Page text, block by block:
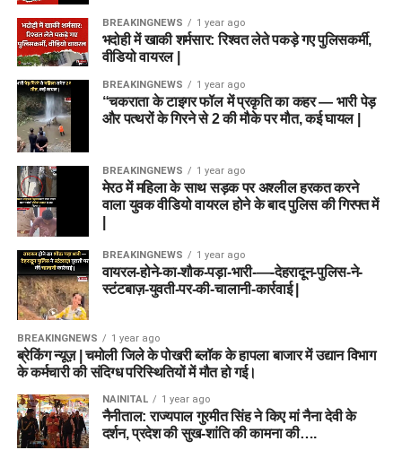
BREAKINGNEWS 1 year ago
भदोही में खाकी शर्मसार: रिश्वत लेते पकड़े गए पुलिसकर्मी,
वीडियो वायरल |
BREAKINGNEWS 1 year ago
“चकराता के टाइगर फॉल में प्रकृति का कहर — भारी पेड़
और पत्थरों के गिरने से 2 की मौके पर मौत, कई घायल |
BREAKINGNEWS 1 year ago
मेरठ में महिला के साथ सड़क पर अश्लील हरकत करने
वाला युवक वीडियो वायरल होने के बाद पुलिस की गिरफ्त में
BREAKINGNEWS 1 year ago
वायरल-होने-का-शौक-पड़ा-भारी-—-देहरादून-पुलिस-ने-
स्टंटबाज़-युवती-पर-की-चालानी-कार्रवाई |
BREAKINGNEWS 1 year ago
ब्रेकिंग न्यूज़ | चमोली जिले के पोखरी ब्लॉक के हापला बाजार में उद्यान विभाग
के कर्मचारी की संदिग्ध परिस्थितियों में मौत हो गई।
NAINITAL 1 year ago
नैनीताल: राज्यपाल गुरमीत सिंह ने किए मां नैना देवी के
दर्शन, प्रदेश की सुख-शांति की कामना की….